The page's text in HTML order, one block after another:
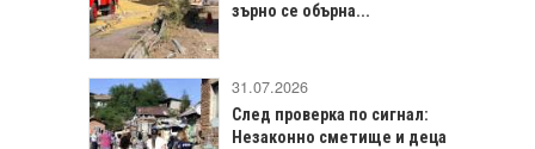
зърно се обърна...
31.07.2026
След проверка по сигнал:
Незаконно сметище и деца